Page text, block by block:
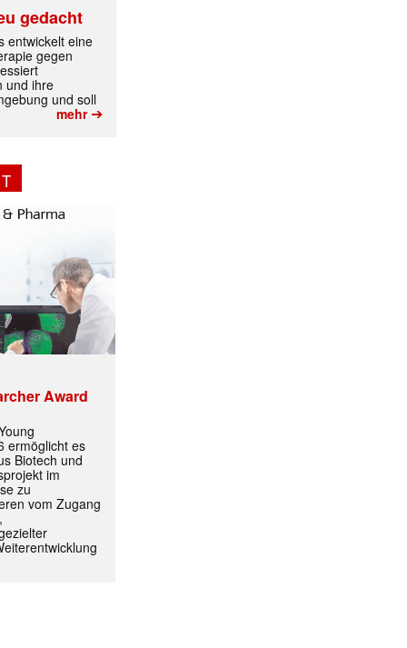
gedacht
entwickelt eine
gegen
und ihre
und soll
mehr➔
Award
ermöglicht es
Biotech und
im
zu
vom Zugang